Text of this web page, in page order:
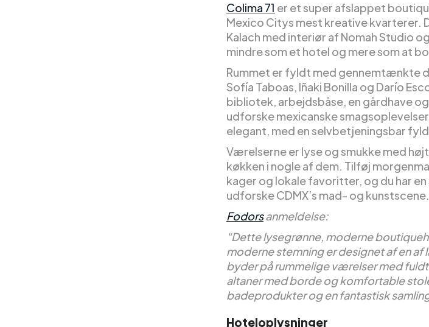
Colima 71 er et super afslappet
Mexico Citys mest kreative kvarterer.
Kalach med interiør af Nomah Studio
mindre som et hotel og mere som at
Rummet er fyldt med gennemtænkte
Sofía Taboas, Iñaki Bonilla og Darío
bibliotek, arbejdsbåse, en gårdhave
udforske mexicanske
elegant, med en selvbetjeningsbar
Værelserne er lyse og smukke med
køkken i nogle af dem. Tilføj
kager og lokale favoritter, og du har
udforske CDMX’s mad- og kunstscene.
Fodorsanmeldelse:
“Dette lysegrønne, moderne
moderne stemning er designet af en
byder på rummelige værelser med
altaner med borde og komfortable
badeprodukter og en fantastisk
Hoteloplysninger